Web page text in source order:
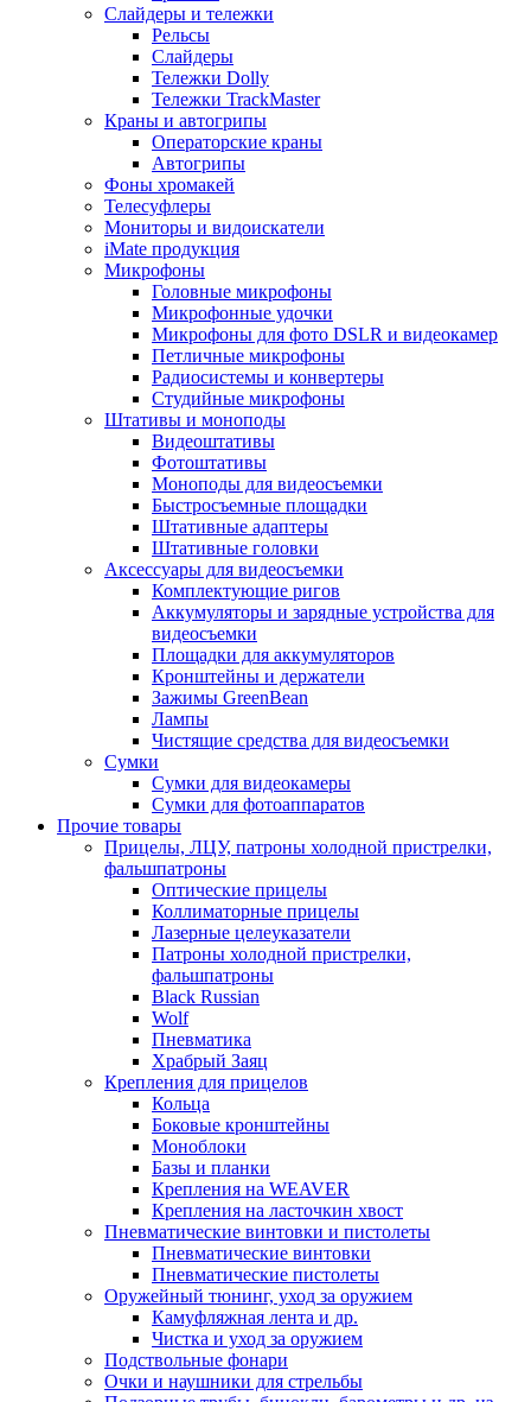
Слайдеры и тележки
Рельсы
Слайдеры
Тележки Dolly
Тележки TrackMaster
Краны и автогрипы
Операторские краны
Автогрипы
Фоны хромакей
Телесуфлеры
Мониторы и видоискатели
iMate продукция
Микрофоны
Головные микрофоны
Микрофонные удочки
Микрофоны для фото DSLR и видеокамер
Петличные микрофоны
Радиосистемы и конвертеры
Студийные микрофоны
Штативы и моноподы
Видеоштативы
Фотоштативы
Моноподы для видеосъемки
Быстросъемные площадки
Штативные адаптеры
Штативные головки
Аксессуары для видеосъемки
Комплектующие ригов
Аккумуляторы и зарядные устройства для
видеосъемки
Площадки для аккумуляторов
Кронштейны и держатели
Зажимы GreenBean
Лампы
Чистящие средства для видеосъемки
Сумки
Сумки для видеокамеры
Сумки для фотоаппаратов
Прочие товары
Прицелы, ЛЦУ, патроны холодной пристрелки,
фальшпатроны
Оптические прицелы
Коллиматорные прицелы
Лазерные целеуказатели
Патроны холодной пристрелки,
фальшпатроны
Black Russian
Wolf
Пневматика
Храбрый Заяц
Крепления для прицелов
Кольца
Боковые кронштейны
Моноблоки
Базы и планки
Крепления на WEAVER
Крепления на ласточкин хвост
Пневматические винтовки и пистолеты
Пневматические винтовки
Пневматические пистолеты
Оружейный тюнинг, уход за оружием
Камуфляжная лента и др.
Чистка и уход за оружием
Подствольные фонари
Очки и наушники для стрельбы